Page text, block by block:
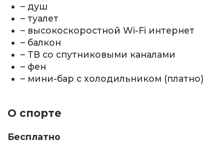
– душ
– туалет
– высокоскоростной Wi-Fi интернет
– балкон
– ТВ со спутниковыми каналами
– фен
– мини-бар с холодильником (платно)
О спорте
Бесплатно